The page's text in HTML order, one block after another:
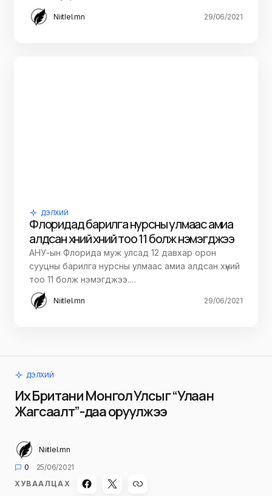
Niitlel.mn 29/06/2021
ДЭЛХИЙ
Флоридад барилга нурсны улмаас амиа
алдсан хүний хүний тоо 11 болж нэмэгджээ
АНУ-ын Флорида муж улсад 12 давхар орон
сууцны барилга нурсны улмаас амиа алдсан хүний
тоо 11 болж нэмэгджээ.…
Niitlel.mn 29/06/2021
ДЭЛХИЙ
Их Британи Монгол Улсыг “Улаан
Жагсаалт”-даа оруулжээ
Niitlel.mn
0
25/06/2021
ХУВААЛЦАХ